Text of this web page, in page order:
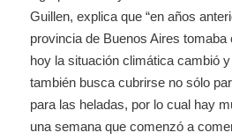
Guillen, explica que “en años
provincia de Buenos Aires tomaba
hoy la situación climática cambió
también busca cubrirse no sólo
para las heladas, por lo cual hay
una semana que comenzó a